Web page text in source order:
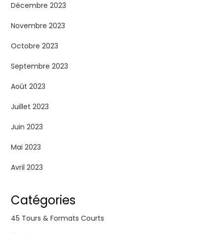
Décembre 2023
Novembre 2023
Octobre 2023
Septembre 2023
Août 2023
Juillet 2023
Juin 2023
Mai 2023
Avril 2023
Catégories
45 Tours & Formats Courts